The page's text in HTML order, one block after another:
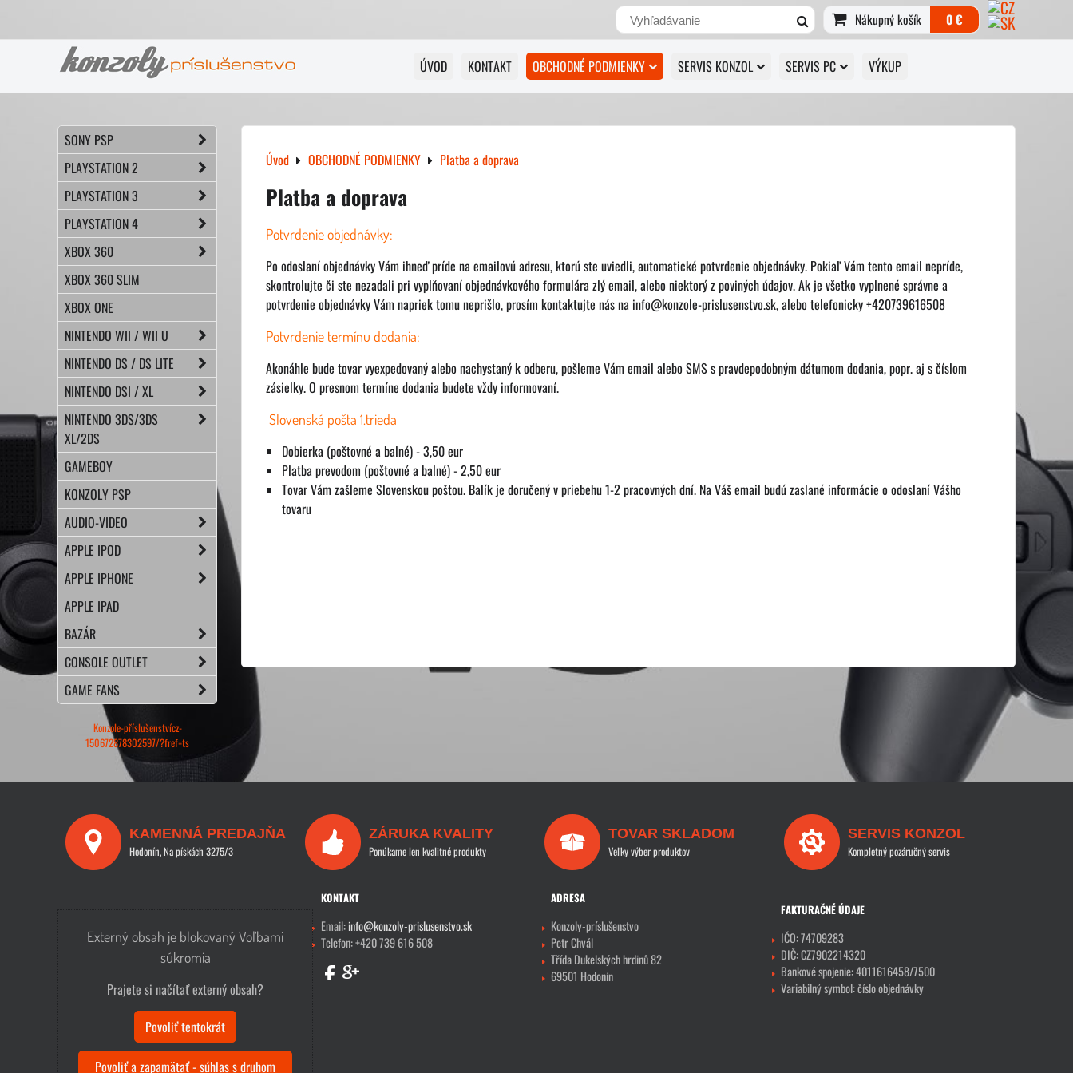
Nákupný košík 0 €
ÚVOD KONTAKT OBCHODNÉ PODMIENKY SERVIS KONZOL SERVIS PC VÝKUP
Úvod OBCHODNÉ PODMIENKY Platba a doprava
Platba a doprava
Potvrdenie objednávky:
Po odoslaní objednávky Vám ihneď príde na emailovú adresu, ktorú ste uviedli, automatické potvrdenie objednávky. Pokiaľ Vám tento email nepríde,
skontrolujte či ste nezadali pri vyplňovaní objednávkového formulára zlý email, alebo niektorý z poviných údajov. Ak je všetko vyplnené správne a
potvrdenie objednávky Vám napriek tomu neprišlo, prosím kontaktujte nás na info@konzole-prislusenstvo.sk, alebo telefonicky +420739616508
Potvrdenie termínu dodania:
Akonáhle bude tovar vyexpedovaný alebo nachystaný k odberu, pošleme Vám email alebo SMS s pravdepodobným dátumom dodania, popr. aj s číslom
zásielky. O presnom termíne dodania budete vždy informovaní.
Slovenská pošta 1.trieda
Dobierka (poštovné a balné) - 3,50 eur
Platba prevodom (poštovné a balné) - 2,50 eur
Tovar Vám zašleme Slovenskou poštou. Balík je doručený v priebehu 1-2 pracovných dní. Na Váš email budú zaslané informácie o odoslaní Vášho
tovaru
SONY PSP
PLAYSTATION 2
PLAYSTATION 3
PLAYSTATION 4
XBOX 360
XBOX 360 SLIM
XBOX ONE
NINTENDO WII / WII U
NINTENDO DS / DS LITE
NINTENDO DSI / XL
NINTENDO 3DS/3DS
XL/2DS
GAMEBOY
KONZOLY PSP
AUDIO-VIDEO
APPLE IPOD
APPLE IPHONE
APPLE IPAD
BAZÁR
CONSOLE OUTLET
GAME FANS
Konzole-příslušenstvícz-
150672878302597/?fref=ts
KAMENNÁ PREDAJŇA
Hodonín, Na pískách 3275/3
ZÁRUKA KVALITY
Ponúkame len kvalitné produkty
TOVAR SKLADOM
Veľky výber produktov
SERVIS KONZOL
Kompletný pozáručný servis
Externý obsah je blokovaný Voľbami
súkromia
Prajete si načítať externý obsah?
Povoliť tentokrát
Povoliť a zapamätať - súhlas s druhom
KONTAKT
Email:info@konzoly-prislusenstvo.sk
Telefon: +420 739 616 508
ADRESA
Konzoly-príslušenstvo
Petr Chvál
Třída Dukelských hrdinů 82
69501 Hodonín
FAKTURAČNÉ ÚDAJE
IČO: 74709283
DIČ: CZ7902214320
Bankové spojenie: 4011616458/7500
Variabilný symbol: číslo objednávky